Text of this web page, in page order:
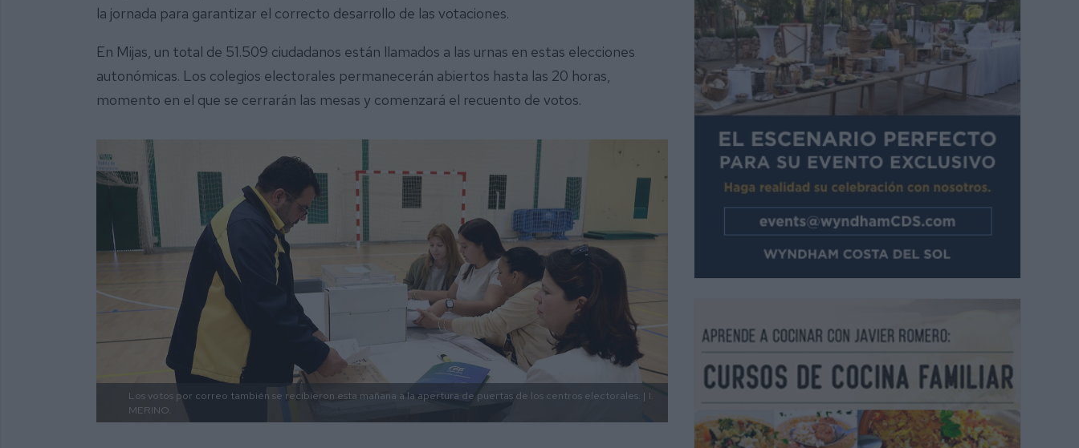
la jornada para garantizar el correcto desarrollo de las votaciones.
En Mijas, un total de 51.509 ciudadanos están llamados a las urnas en estas elecciones
autonómicas. Los colegios electorales permanecerán abiertos hasta las 20 horas,
momento en el que se cerrarán las mesas y comenzará el recuento de votos.
Los votos por correo también se recibieron esta mañana a la apertura de puertas de los centros electorales. | I.
MERINO.